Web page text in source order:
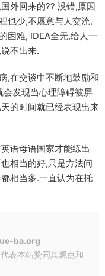
外回来的?? 没错,原因
也少,不愿意与人交流,
困难, IDEA全无,给人一
不出来.
在交谈中不断地鼓励和
发现当心理障碍被屏
的时间就已经表现出来
语母语国家才能练出
相当的好,只是方法问
相当多.一直认为在托
ba.org
表本站赞同其观点和